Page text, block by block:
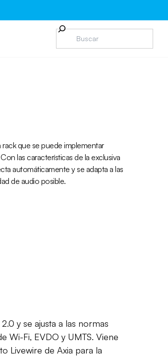
que se puede implementar
las características de la exclusiva
automáticamente y se adapta a las
de audio posible.
y se ajusta a las normas
Wi-Fi, EVDO y UMTS. Viene
Livewire de Axia para la